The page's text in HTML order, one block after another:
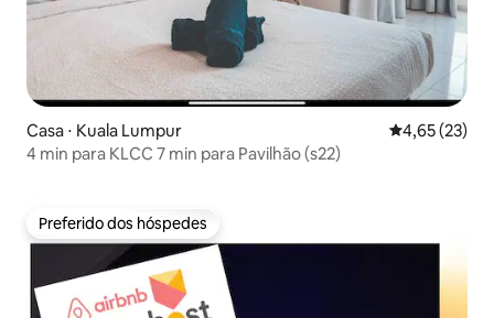
Casa ⋅ Kuala Lumpur 4,65 de uma
4,65 (23)
4 min para KLCC 7 min para Pavilhão (s22)
Preferido dos hóspedes
Preferido dos hóspedes